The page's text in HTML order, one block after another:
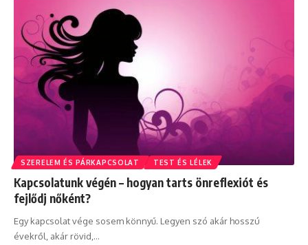
SZERELEM ÉS PÁRKAPCSOLAT TEST ÉS LÉLEK
Kapcsolatunk végén – hogyan tarts önreflexiót és
fejlődj nőként?
Egy kapcsolat vége sosem könnyű. Legyen szó akár hosszú
évekről, akár rövid, …